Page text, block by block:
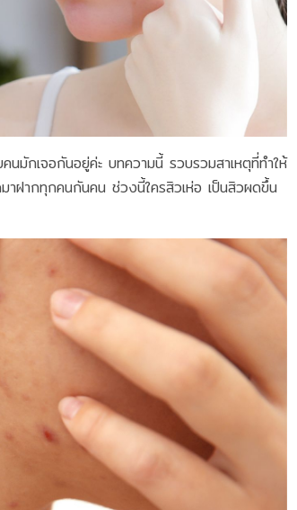
นมักเจอกันอยู่ค่ะ บทความนี้ รวบรวมสาเหตุที่ทำให้
ฝากทุกคนกันคน ช่วงนี้ใครสิวเห่อ เป็นสิวผดขึ้น